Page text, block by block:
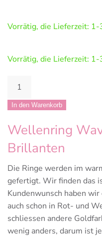
Vorrätig, die Lieferzeit: 1-
Vorrätig, die Lieferzeit: 1-
Wave
Wellenring
Brillant
In den Warenkorb
Wellenring
Brillanten
Die Ringe werden im
gefertigt. Wir finden das
Kundenwunsch haben
auch schon in Rot- und
schliessen andere
wenig anders, darum ist